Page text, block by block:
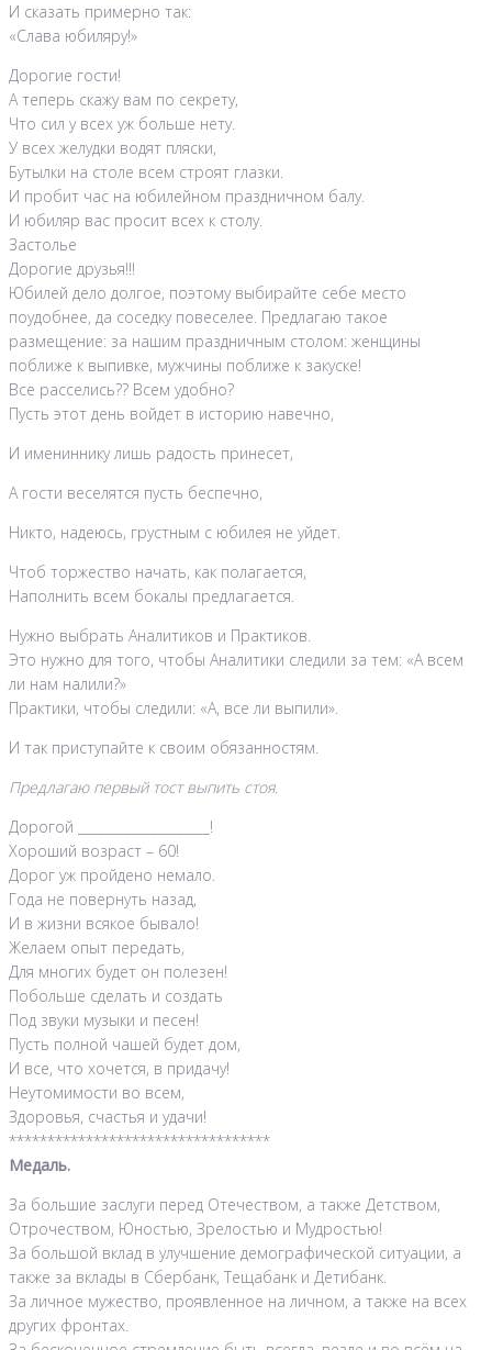
И сказать примерно так:
«Слава юбиляру!»
Дорогие гости!
А теперь скажу вам по секрету,
Что сил у всех уж больше нету.
У всех желудки водят пляски,
Бутылки на столе всем строят глазки.
И пробит час на юбилейном праздничном балу.
И юбиляр вас просит всех к столу.
Застолье
Дорогие друзья!!!
Юбилей дело долгое, поэтому выбирайте себе место
поудобнее, да соседку повеселее. Предлагаю такое
размещение: за нашим праздничным столом: женщины
поближе к выпивке, мужчины поближе к закуске!
Все расселись?? Всем удобно?
Пусть этот день войдет в историю навечно,
И имениннику лишь радость принесет,
А гости веселятся пусть беспечно,
Никто, надеюсь, грустным с юбилея не уйдет.
Чтоб торжество начать, как полагается,
Наполнить всем бокалы предлагается.
Нужно выбрать Аналитиков и Практиков.
Это нужно для того, чтобы Аналитики следили за тем: «А всем
ли нам налили?»
Практики, чтобы следили: «А, все ли выпили».
И так приступайте к своим обязанностям.
Предлагаю первый тост выпить стоя.
Дорогой ____________________!
Хороший возраст – 60!
Дорог уж пройдено немало.
Года не повернуть назад,
И в жизни всякое бывало!
Желаем опыт передать,
Для многих будет он полезен!
Побольше сделать и создать
Под звуки музыки и песен!
Пусть полной чашей будет дом,
И все, что хочется, в придачу!
Неутомимости во всем,
Здоровья, счастья и удачи!
**********************************
Медаль.
За большие заслуги перед Отечеством, а также Детством,
Отрочеством, Юностью, Зрелостью и Мудростью!
За большой вклад в улучшение демографической ситуации, а
также за вклады в Сбербанк, Тещабанк и Детибанк.
За личное мужество, проявленное на личном, а также на всех
других фронтах.